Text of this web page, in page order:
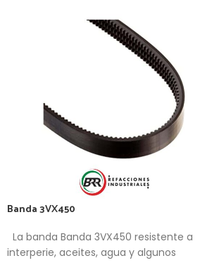
Banda 3VX450
La banda Banda 3VX450 resistente a
interperie, aceites, agua y algunos